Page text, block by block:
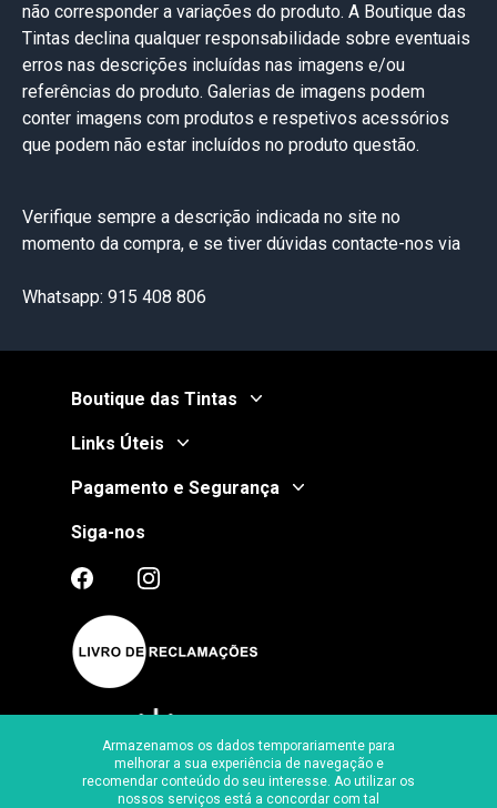
não corresponder a variações do produto. A Boutique das
Tintas declina qualquer responsabilidade sobre eventuais
erros nas descrições incluídas nas imagens e/ou
referências do produto. Galerias de imagens podem
conter imagens com produtos e respetivos acessórios
que podem não estar incluídos no produto questão.
Verifique sempre a descrição indicada no site no
momento da compra, e se tiver dúvidas contacte-nos via
Whatsapp: 915 408 806
Armazenamos os dados temporariamente para
melhorar a sua experiência de navegação e
recomendar conteúdo do seu interesse. Ao utilizar os
nossos serviços está a concordar com tal
Boutique das Tintas
Links Úteis
Pagamento e Segurança
Siga-nos
Certificado de Segurança